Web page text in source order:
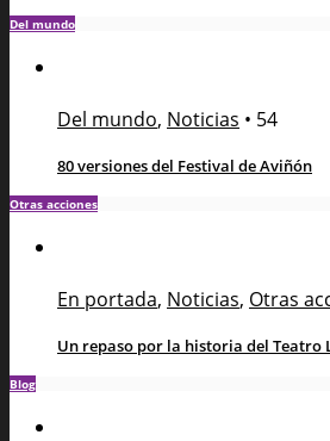
Del mundo
Del mundo, Noticias • 54
80 versiones del Festival de Aviñón
Otras acciones
En portada, Noticias, Otras
Un repaso por la historia del Teatro
Blog